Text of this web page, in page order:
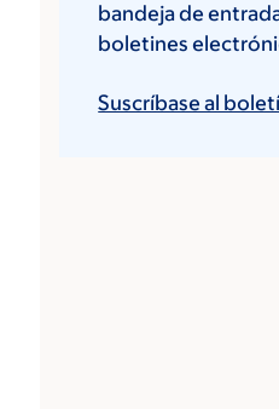
bandeja de
boletines
Suscríbase al